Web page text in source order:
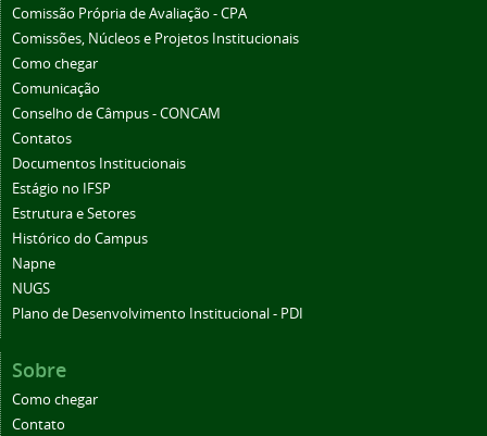
Comissão Própria de Avaliação - CPA
Comissões, Núcleos e Projetos Institucionais
Como chegar
Comunicação
Conselho de Câmpus - CONCAM
Contatos
Documentos Institucionais
Estágio no IFSP
Estrutura e Setores
Histórico do Campus
Napne
NUGS
Plano de Desenvolvimento Institucional - PDI
Sobre
Como chegar
Contato